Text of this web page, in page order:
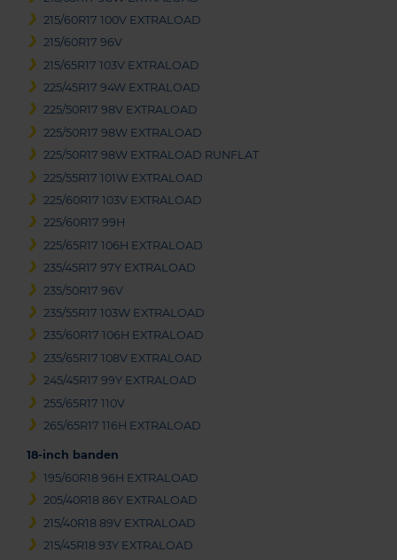
215/60R17 100V EXTRALOAD
215/60R17 96V
215/65R17 103V EXTRALOAD
225/45R17 94W EXTRALOAD
225/50R17 98V EXTRALOAD
225/50R17 98W EXTRALOAD
225/50R17 98W EXTRALOAD RUNFLAT
225/55R17 101W EXTRALOAD
225/60R17 103V EXTRALOAD
225/60R17 99H
225/65R17 106H EXTRALOAD
235/45R17 97Y EXTRALOAD
235/50R17 96V
235/55R17 103W EXTRALOAD
235/60R17 106H EXTRALOAD
235/65R17 108V EXTRALOAD
245/45R17 99Y EXTRALOAD
255/65R17 110V
265/65R17 116H EXTRALOAD
18-inch banden
195/60R18 96H EXTRALOAD
205/40R18 86Y EXTRALOAD
215/40R18 89V EXTRALOAD
215/45R18 93Y EXTRALOAD